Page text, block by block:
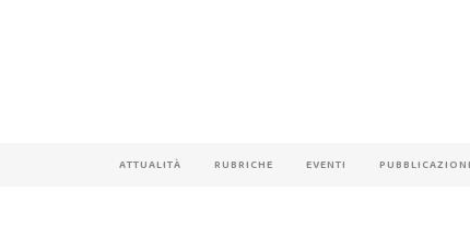
ATTUALITÀ RUBRICHE EVENTI PUBBLICAZIONI